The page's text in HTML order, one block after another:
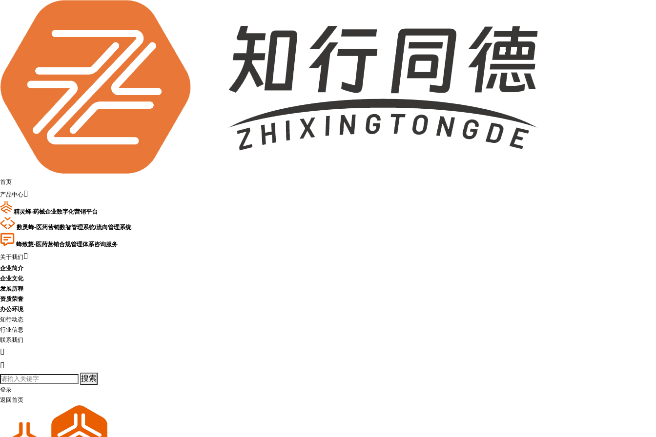
首页
产品中心
精灵蜂-药械企业数字化营销平台
数灵蜂-医药营销数智管理系统/流向管理系统
蜂致慧-医药营销合规管理体系咨询服务
关于我们 
企业简介
企业文化
发展历程
资质荣誉
办公环境
知行动态
行业信息
联系我们


登录
返回首页